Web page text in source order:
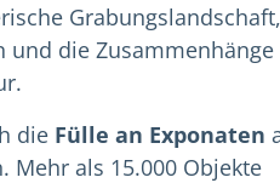
die Zusammenhänge
die Fülle an Exponaten
Mehr als 15.000 Objekte